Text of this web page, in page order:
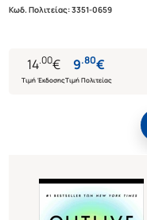
Κωδ. Πολιτείας:3351-0659
14.00€
Τιμή Έκδοσης
9.80€
Τιμή Πολιτείας